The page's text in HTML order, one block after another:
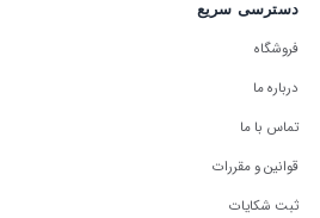
دسترسی سریع
فروشگاه
درباره ما
تماس با ما
قوانین و مقررات
ثبت شکایات